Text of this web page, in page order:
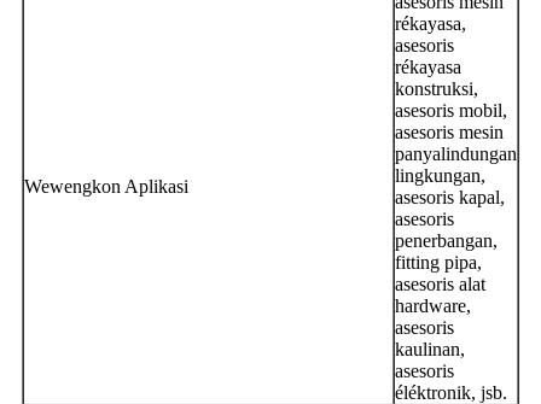
Wewengkon Aplikasi
rékayasa,
asesoris
rékayasa
konstruksi,
asesoris mobil,
asesoris mesin
panyalindungan
lingkungan,
asesoris kapal,
asesoris
penerbangan,
fitting pipa,
asesoris alat
hardware,
asesoris
kaulinan,
asesoris
éléktronik, jsb.